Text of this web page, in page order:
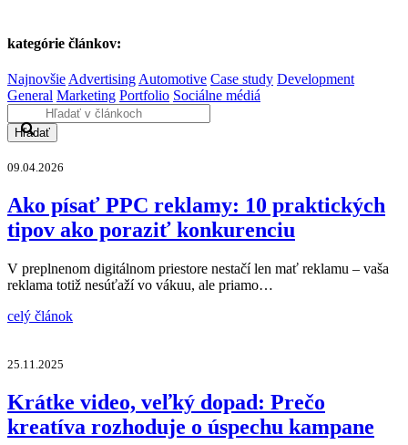
kategórie článkov:
Najnovšie Advertising Automotive Case study Development
General Marketing Portfolio Sociálne médiá
Hľadať
09.04.2026
Ako písať PPC reklamy: 10 praktických
tipov ako poraziť konkurenciu
V preplnenom digitálnom priestore nestačí len mať reklamu – vaša
reklama totiž nesúťaží vo vákuu, ale priamo…
celý článok
25.11.2025
Krátke video, veľký dopad: Prečo
kreatíva rozhoduje o úspechu kampane